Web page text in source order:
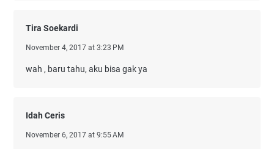
Tira Soekardi
November 4, 2017 at 3:23 PM
wah , baru tahu, aku bisa gak ya
Idah Ceris
November 6, 2017 at 9:55 AM